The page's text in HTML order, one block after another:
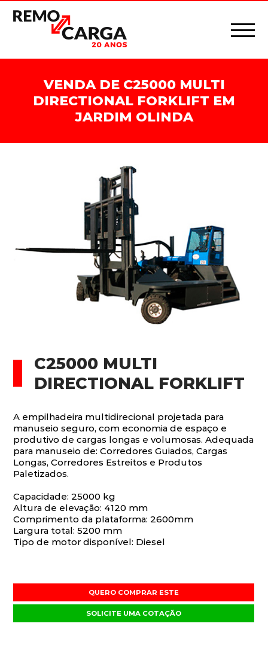
VENDA DE C25000 MULTI
DIRECTIONAL FORKLIFT EM
JARDIM OLINDA
C25000 MULTI
DIRECTIONAL FORKLIFT
A empilhadeira multidirecional projetada para
manuseio seguro, com economia de espaço e
produtivo de cargas longas e volumosas. Adequada
para manuseio de: Corredores Guiados, Cargas
Longas, Corredores Estreitos e Produtos
Paletizados.
Capacidade: 25000 kg
Altura de elevação: 4120 mm
Comprimento da plataforma: 2600mm
Largura total: 5200 mm
Tipo de motor disponível: Diesel
QUERO COMPRAR ESTE
SOLICITE UMA COTAÇÃO